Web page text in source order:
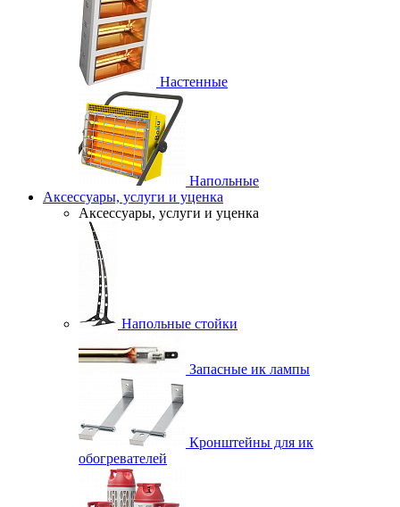
Настенные
Напольные
Аксессуары, услуги и уценка
Аксессуары, услуги и уценка
Напольные стойки
Запасные ик лампы
Кронштейны для ик
обогревателей